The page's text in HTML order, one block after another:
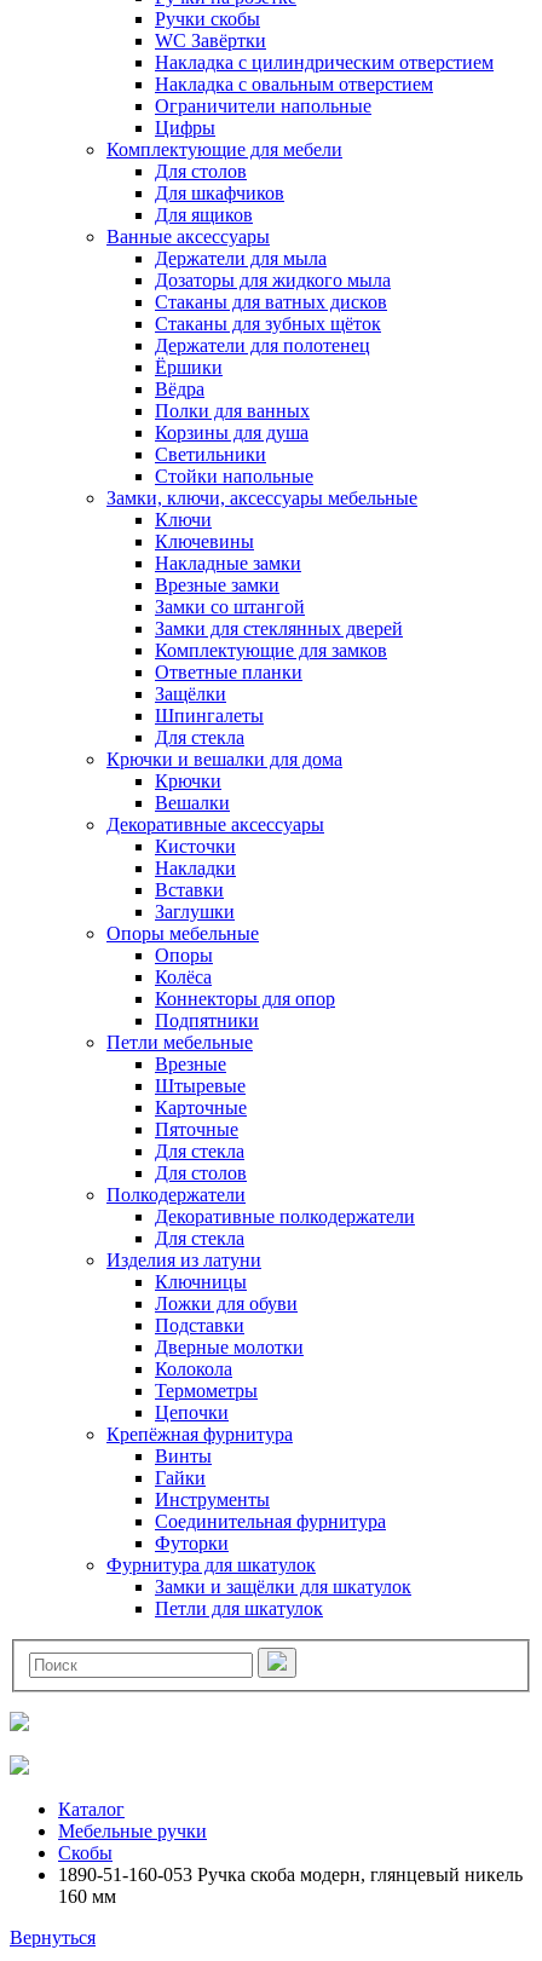
Ручки скобы
WC Завёртки
Накладка с цилиндрическим отверстием
Накладка с овальным отверстием
Ограничители напольные
Цифры
Комплектующие для мебели
Для столов
Для шкафчиков
Для ящиков
Ванные аксессуары
Держатели для мыла
Дозаторы для жидкого мыла
Стаканы для ватных дисков
Стаканы для зубных щёток
Держатели для полотенец
Ёршики
Вёдра
Полки для ванных
Корзины для душа
Светильники
Стойки напольные
Замки, ключи, аксессуары мебельные
Ключи
Ключевины
Накладные замки
Врезные замки
Замки со штангой
Замки для стеклянных дверей
Комплектующие для замков
Ответные планки
Защёлки
Шпингалеты
Для стекла
Крючки и вешалки для дома
Крючки
Вешалки
Декоративные аксессуары
Кисточки
Накладки
Вставки
Заглушки
Опоры мебельные
Опоры
Колёса
Коннекторы для опор
Подпятники
Петли мебельные
Врезные
Штыревые
Карточные
Пяточные
Для стекла
Для столов
Полкодержатели
Декоративные полкодержатели
Для стекла
Изделия из латуни
Ключницы
Ложки для обуви
Подставки
Дверные молотки
Колокола
Термометры
Цепочки
Крепёжная фурнитура
Винты
Гайки
Инструменты
Соединительная фурнитура
Футорки
Фурнитура для шкатулок
Замки и защёлки для шкатулок
Петли для шкатулок
Каталог
Мебельные ручки
Скобы
1890-51-160-053 Ручка скоба модерн, глянцевый никель
160 мм
Вернуться